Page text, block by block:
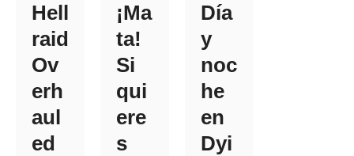
Hell
raid
Ov
erh
aul
ed
¡Ma
ta!
Si
qui
ere
s
Día
y
noc
he
en
Dyi